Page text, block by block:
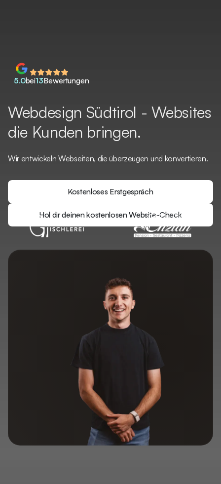
5.0bei13Bewertungen
Webdesign Südtirol - Websites
die Kunden bringen.
Wir entwickeln Webseiten, die überzeugen und konvertieren.
Kostenloses Erstgespräch
Hol dir deinen kostenlosen Website-Check
Hol dir deinen kostenlosen Website-Check